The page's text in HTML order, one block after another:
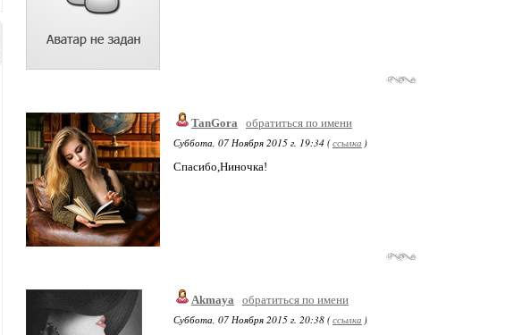
TanGora
обратиться по имени
Суббота, 07 Ноября 2015 г. 19:34 (ссылка )
Спасибо,Ниночка!
Akmaya
обратиться по имени
Суббота, 07 Ноября 2015 г. 20:38 (ссылка )